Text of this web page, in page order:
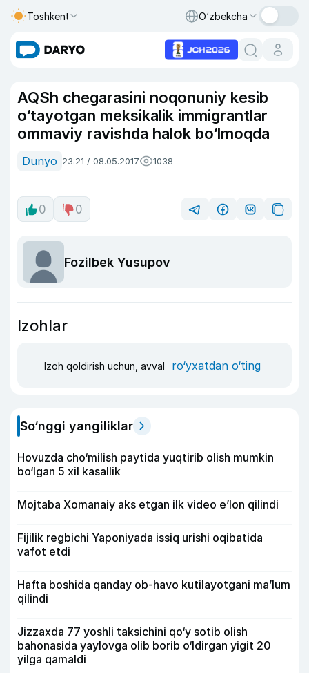
Toshkent O‘zbekcha
AQSh chegarasini noqonuniy kesib
o‘tayotgan meksikalik immigrantlar
ommaviy ravishda halok bo‘lmoqda
Dunyo 23:21 / 08.05.2017 1038
0 0
Fozilbek Yusupov
Izohlar
Izoh qoldirish uchun, avval ro‘yxatdan o‘ting
So‘nggi yangiliklar
Hovuzda cho‘milish paytida yuqtirib olish mumkin
bo‘lgan 5 xil kasallik
Mojtaba Xomanaiy aks etgan ilk video e’lon qilindi
Fijilik regbichi Yaponiyada issiq urishi oqibatida
vafot etdi
Hafta boshida qanday ob-havo kutilayotgani ma’lum
qilindi
Jizzaxda 77 yoshli taksichini qo‘y sotib olish
bahonasida yaylovga olib borib o‘ldirgan yigit 20
yilga qamaldi